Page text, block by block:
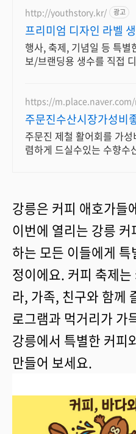
http://youthstory.kr/ 광고
프리미엄 디자인 라벨
스토리
행사, 축제, 기념일 등 특별
보/브랜딩용 생수를 직접
춤생수 제작
https://
주문진수산시장가성비
주문진 제철 활어회를 가성
렴하게 드실수있는 수향수
강릉은 커피 애호가들
이번에 열리는 강릉
하는 모든 이들에게
정이에요. 커피 축제
라, 가족, 친구와 함께
로그램과 먹거리가 가
강릉에서 특별한 커피
만들어 보세요.